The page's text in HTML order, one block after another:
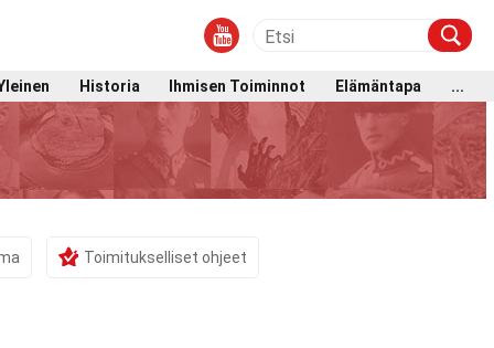
Historia Ihmisen Toiminnot Elämäntapa ...
Toimitukselliset ohjeet